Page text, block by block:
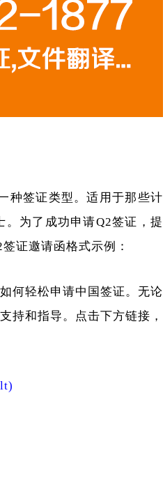
种签证类型。适用于那些计
为了成功申请Q2签证，提
证邀请函格式示例：
何轻松申请中国签证。无论
持和指导。点击下方链接，